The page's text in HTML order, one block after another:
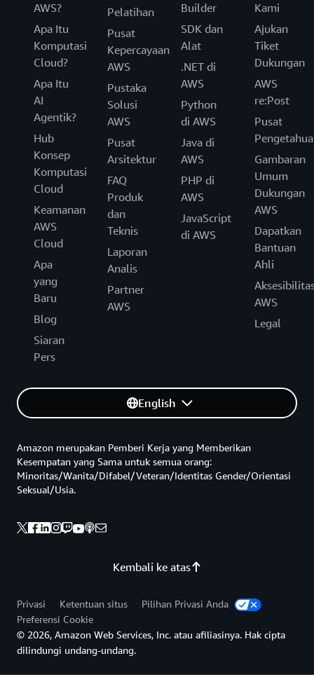
AWS?
Apa Itu
Komputasi
Cloud?
Apa Itu
AI
Agentik?
Hub
Konsep
Komputasi
Cloud
Keamanan
AWS
Cloud
Apa
yang
Baru
Blog
Siaran
Pers
Pelatihan
Pusat
Kepercayaan
AWS
Pustaka
Solusi
AWS
Pusat
Arsitektur
FAQ
Produk
dan
Teknis
Laporan
Analis
Partner
AWS
Builder
SDK dan
Alat
.NET di
AWS
Python
di AWS
Java di
AWS
PHP di
AWS
JavaScript
di AWS
Kami
Ajukan
Tiket
Dukungan
AWS
re:Post
Pusat
Gambaran
Umum
Dukungan
AWS
Dapatkan
Bantuan
Ahli
AWS
Legal
English
Kembali ke atas
Amazon merupakan Pemberi Kerja yang Memberikan
Kesempatan yang Sama untuk semua orang:
Minoritas/Wanita/Difabel/Veteran/Identitas Gender/Orientasi
Seksual/Usia.
Privasi Ketentuan situs
Pilihan Privasi Anda
Preferensi Cookie
© 2026, Amazon Web Services, Inc. atau afiliasinya. Hak cipta
dilindungi undang-undang.